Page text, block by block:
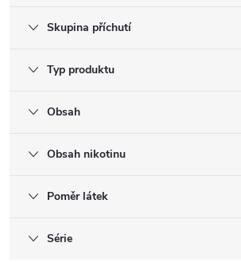
Skupina příchutí
Typ produktu
Obsah
Obsah nikotinu
Poměr látek
Série